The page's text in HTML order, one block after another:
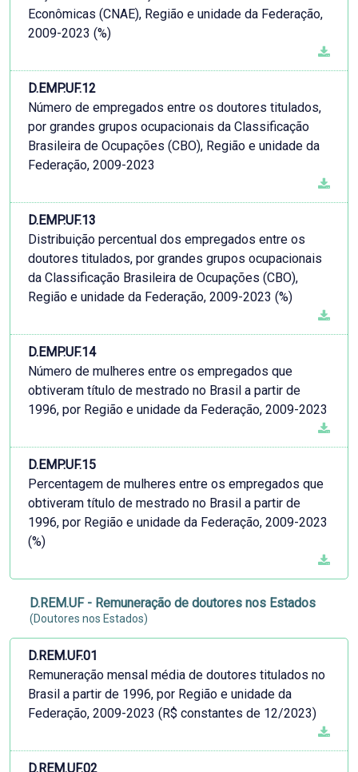
Econômicas (CNAE), Região e unidade da Federação,
2009-2023 (%)
D.EMP.UF.12
Número de empregados entre os doutores titulados,
por grandes grupos ocupacionais da Classificação
Brasileira de Ocupações (CBO), Região e unidade da
Federação, 2009-2023
D.EMP.UF.13
Distribuição percentual dos empregados entre os
doutores titulados, por grandes grupos ocupacionais
da Classificação Brasileira de Ocupações (CBO),
Região e unidade da Federação, 2009-2023 (%)
D.EMP.UF.14
Número de mulheres entre os empregados que
obtiveram título de mestrado no Brasil a partir de
1996, por Região e unidade da Federação, 2009-2023
D.EMP.UF.15
Percentagem de mulheres entre os empregados que
obtiveram título de mestrado no Brasil a partir de
1996, por Região e unidade da Federação, 2009-2023
(%)
D.REM.UF - Remuneração de doutores nos Estados
(Doutores nos Estados)
D.REM.UF.01
Remuneração mensal média de doutores titulados no
Brasil a partir de 1996, por Região e unidade da
Federação, 2009-2023 (R$ constantes de 12/2023)
D.REM.UF.02